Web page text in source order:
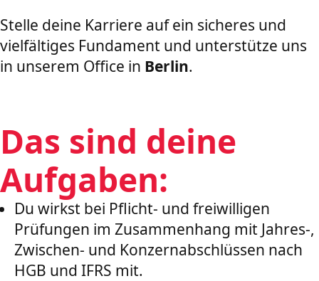
Stelle deine Karriere auf ein sicheres und
vielfältiges Fundament und unterstütze uns
in unserem Office in Berlin.
Das sind deine
Aufgaben:
Du wirkst bei Pflicht- und freiwilligen
Prüfungen im Zusammenhang mit Jahres-,
Zwischen- und Konzernabschlüssen nach
HGB und IFRS mit.